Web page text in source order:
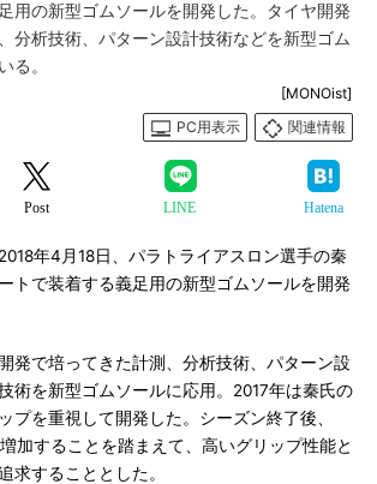
用の新型ゴムソールを開発した。タイヤ開発
分析技術、パターン設計技術などを新型ゴム
る。
[MONOist]
PC用表示
関連情報
Post LINE Hatena
年4月18日、パラトライアスロン選手の秦
トで装着する義足用の新型ゴムソールを開発
発で培ってきた計測、分析技術、パターン設
術を新型ゴムソールに応用。2017年は秦氏の
プを重視して開発した。シーズン終了後、
加することを踏まえて、高いグリップ性能と
求することとした。